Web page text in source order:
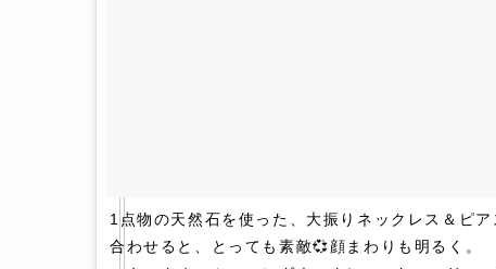
1点物の天然石を使った、大振りネックレス＆ピ
合わせると、とっても素敵💞顔まわりも明るく